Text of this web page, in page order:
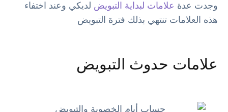
وجدت عدة علامات لبداية التبويض لديكي وعند اختفاء
هذه العلامات تنتهي بذلك فترة التبويض
علامات حدوث التبويض